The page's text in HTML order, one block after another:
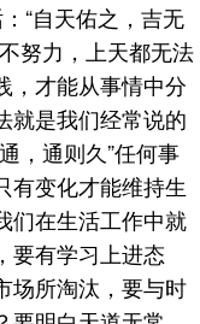
“自天佑之，吉无
努力，上天都无法
，才能从事情中分
就是我们经常说的
，通则久”任何事
有变化才能维持生
们在生活工作中就
要有学习上进态
场所淘汰，要与时